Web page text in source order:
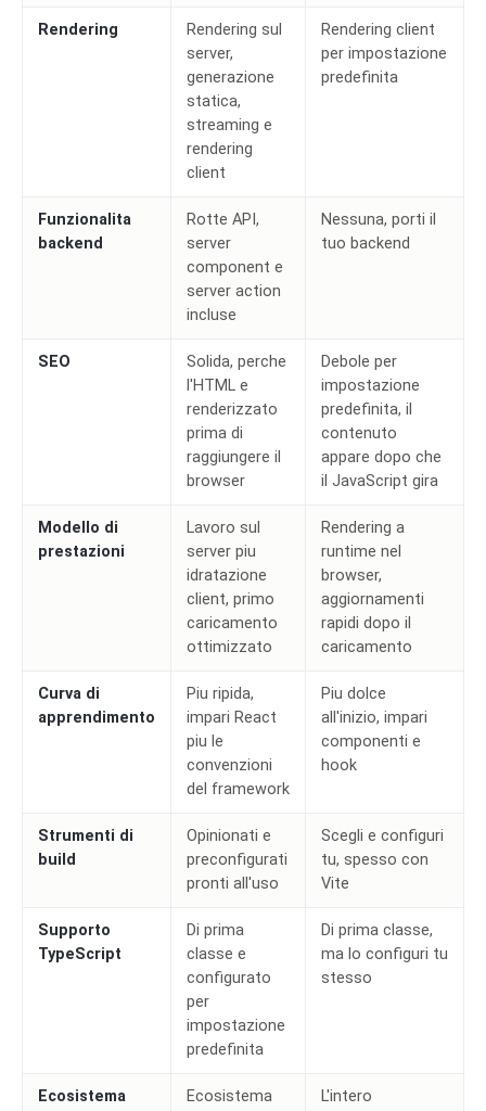
Rendering
Rendering sul
server,
generazione
statica,
streaming e
rendering
client
Rendering client
per impostazione
predefinita
Funzionalita
backend
Rotte API,
server
component e
server action
incluse
Nessuna, porti il
tuo backend
SEO
Solida, perche
l'HTML e
renderizzato
prima di
raggiungere il
browser
Debole per
impostazione
predefinita, il
contenuto
appare dopo che
il JavaScript gira
Modello di
prestazioni
Lavoro sul
server piu
idratazione
client, primo
caricamento
ottimizzato
Rendering a
runtime nel
browser,
aggiornamenti
rapidi dopo il
caricamento
Curva di
apprendimento
Piu ripida,
impari React
piu le
convenzioni
del framework
Piu dolce
all'inizio, impari
componenti e
hook
Strumenti di
build
Opinionati e
preconfigurati
pronti all'uso
Scegli e configuri
tu, spesso con
Vite
Supporto
TypeScript
Di prima
classe e
configurato
per
impostazione
predefinita
Di prima classe,
ma lo configuri tu
stesso
Ecosistema
Ecosistema
L'intero